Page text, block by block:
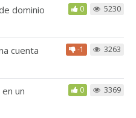
dominio
0 5230
cuenta
-1 3263
un
0 3369